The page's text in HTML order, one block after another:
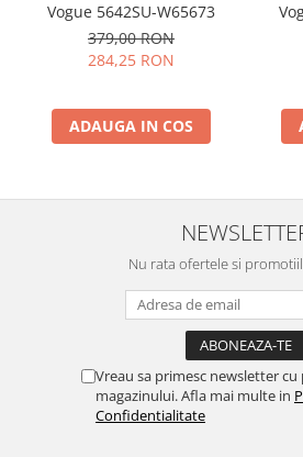
Vogue 5642SU-W65673
379,00 RON
284,25 RON
ADAUGA IN COS
Nu rata ofertele si
Vreau sa primesc newsletter
magazinului. Afla mai multe in
Confidentialitate